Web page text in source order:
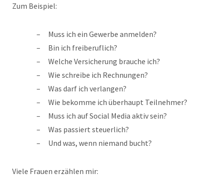
Zum Beispiel:
Muss ich ein Gewerbe anmelden?
Bin ich freiberuflich?
Welche Versicherung brauche ich?
Wie schreibe ich Rechnungen?
Was darf ich verlangen?
Wie bekomme ich überhaupt Teilnehmer?
Muss ich auf Social Media aktiv sein?
Was passiert steuerlich?
Und was, wenn niemand bucht?
Viele Frauen erzählen mir: